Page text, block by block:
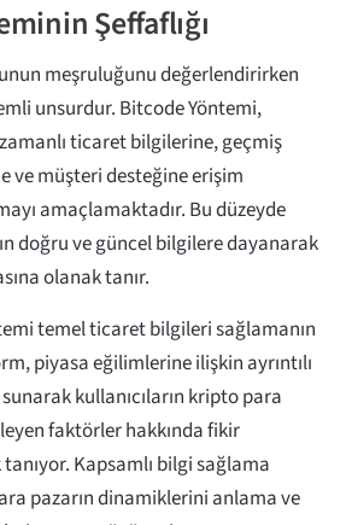
Şeffaflığı
meşruluğunu değerlendirirken
unsurdur. Bitcode Yöntemi,
ticaret bilgilerine, geçmiş
ve müşteri desteğine erişim
amaçlamaktadır. Bu düzeyde
doğru ve güncel bilgilere dayanarak
olanak tanır.
temel ticaret bilgileri sağlamanın
piyasa eğilimlerine ilişkin ayrıntılı
kullanıcıların kripto para
faktörler hakkında fikir
Kapsamlı bilgi sağlama
pazarın dinamiklerini anlama ve